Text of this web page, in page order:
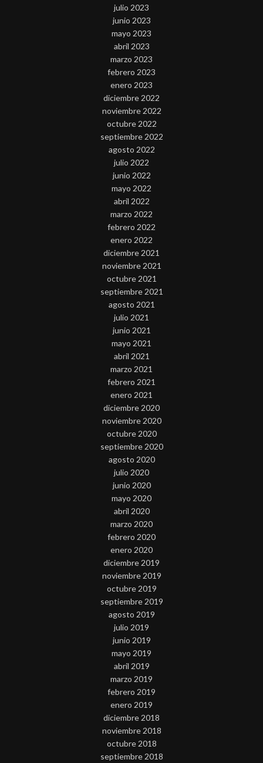
julio 2023
junio 2023
mayo 2023
abril 2023
marzo 2023
febrero 2023
enero 2023
diciembre 2022
noviembre 2022
octubre 2022
septiembre 2022
agosto 2022
julio 2022
junio 2022
mayo 2022
abril 2022
marzo 2022
febrero 2022
enero 2022
diciembre 2021
noviembre 2021
octubre 2021
septiembre 2021
agosto 2021
julio 2021
junio 2021
mayo 2021
abril 2021
marzo 2021
febrero 2021
enero 2021
diciembre 2020
noviembre 2020
octubre 2020
septiembre 2020
agosto 2020
julio 2020
junio 2020
mayo 2020
abril 2020
marzo 2020
febrero 2020
enero 2020
diciembre 2019
noviembre 2019
octubre 2019
septiembre 2019
agosto 2019
julio 2019
junio 2019
mayo 2019
abril 2019
marzo 2019
febrero 2019
enero 2019
diciembre 2018
noviembre 2018
octubre 2018
septiembre 2018